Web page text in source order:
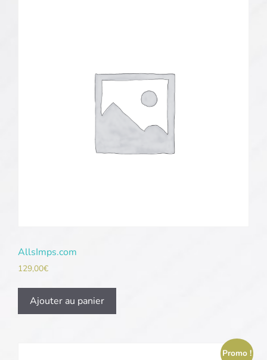
AllsImps.com
129,00€
Ajouter au panier
Promo !